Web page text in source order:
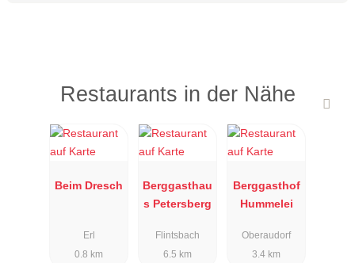
Restaurants in der Nähe
Beim Dresch
Erl
0.8 km
Berggasthau
s Petersberg
Flintsbach
6.5 km
Berggasthof
Hummelei
Oberaudorf
3.4 km